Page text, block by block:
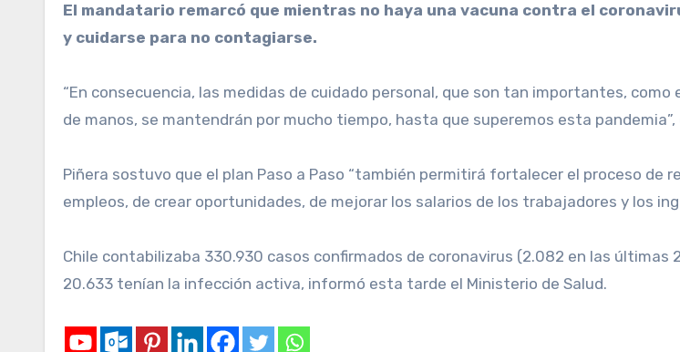
El mandatario remarcó que mientras no haya una vacuna contra el
y cuidarse para no contagiarse.
“En consecuencia, las medidas de cuidado personal, que son tan importantes,
de manos, se mantendrán por mucho tiempo, hasta que superemos esta pandemia”,
Piñera sostuvo que el plan Paso a Paso “también permitirá fortalecer el proceso de
empleos, de crear oportunidades, de mejorar los salarios de los trabajadores y los
Chile contabilizaba 330.930 casos confirmados de coronavirus (2.082 en las
20.633 tenían la infección activa, informó esta tarde el Ministerio de Salud.